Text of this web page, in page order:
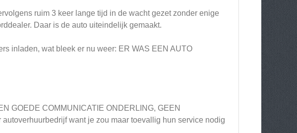
ruim 3 keer lange tijd in de wacht gezet zonder enige
Daar is de auto uiteindelijk gemaakt.
inladen, wat bleek er nu weer: ER WAS EEN AUTO
GOEDE COMMUNICATIE ONDERLING, GEEN
want je zou maar toevallig hun service nodig